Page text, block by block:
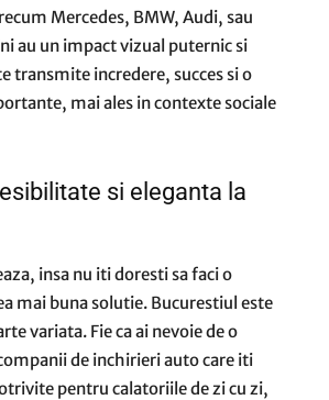
Mercedes, BMW, Audi, sau
au un impact vizual puternic si
transmite incredere, succes si o
mai ales in contexte sociale
si eleganta la
insa nu iti doresti sa faci o
mai buna solutie. Bucurestiul este
variata. Fie ca ai nevoie de o
de inchirieri auto care iti
pentru calatoriile de zi cu zi,